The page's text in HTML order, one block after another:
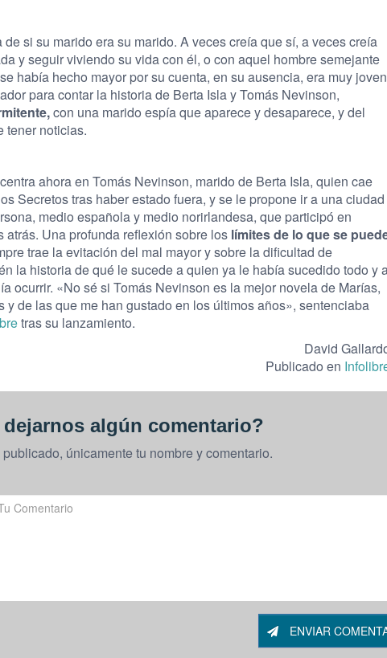
si su marido era su marido. A veces creía que sí, a veces creía
y seguir viviendo su vida con él, o con aquel hombre semejante
había hecho mayor por su cuenta, en su ausencia, era muy joven
para contar la historia de Berta Isla y Tomás Nevinson,
con una marido espía que aparece y desaparece, y del
tener noticias.
ahora en Tomás Nevinson, marido de Berta Isla, quien cae
Secretos tras haber estado fuera, y se le propone ir a una ciudad
medio española y medio norirlandesa, que participó en
Una profunda reflexión sobre los límites de lo que se
trae la evitación del mal mayor y sobre la dificultad de
la historia de qué le sucede a quien ya le había sucedido todo y
ocurrir. «No sé si Tomás Nevinson es la mejor novela de Marías,
de las que me han gustado en los últimos años», sentenciaba
tras su lanzamiento.
David
Publicado en
dejarnos algún comentario?
únicamente tu nombre y comentario.
ENVIAR